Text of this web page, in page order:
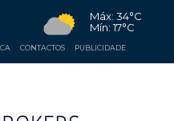
Máx: 34°C
Mín: 17°C
CONTACTOS PUBLICIDADE